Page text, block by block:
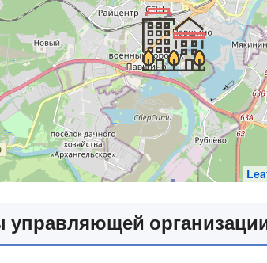
управляющей